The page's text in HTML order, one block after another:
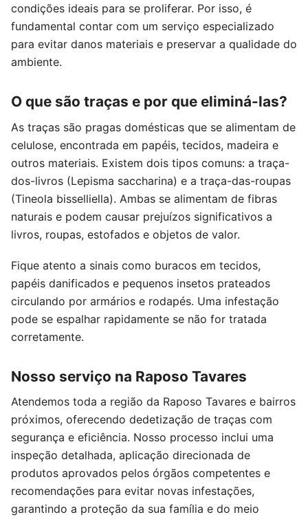
condições ideais para se proliferar. Por isso, é
fundamental contar com um serviço especializado
para evitar danos materiais e preservar a qualidade do
ambiente.
O que são traças e por que eliminá-las?
As traças são pragas domésticas que se alimentam de
celulose, encontrada em papéis, tecidos, madeira e
outros materiais. Existem dois tipos comuns: a traça-
dos-livros (Lepisma saccharina) e a traça-das-roupas
(Tineola bisselliella). Ambas se alimentam de fibras
naturais e podem causar prejuízos significativos a
livros, roupas, estofados e objetos de valor.
Fique atento a sinais como buracos em tecidos,
papéis danificados e pequenos insetos prateados
circulando por armários e rodapés. Uma infestação
pode se espalhar rapidamente se não for tratada
corretamente.
Nosso serviço na Raposo Tavares
Atendemos toda a região da Raposo Tavares e bairros
próximos, oferecendo dedetização de traças com
segurança e eficiência. Nosso processo inclui uma
inspeção detalhada, aplicação direcionada de
produtos aprovados pelos órgãos competentes e
recomendações para evitar novas infestações,
garantindo a proteção da sua família e do meio